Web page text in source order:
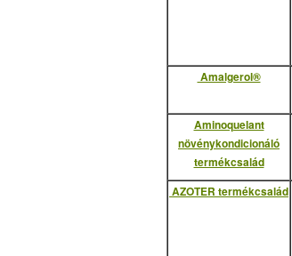
Amalgerol®
Aminoquelant
növénykondicionáló
termékcsalád
AZOTER termékcsalád